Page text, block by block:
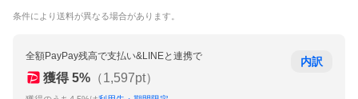
条件により送料が異なる場合があります。
全額PayPay残高で支払い&LINEと連携で
獲得 5% （1,597pt）
内訳